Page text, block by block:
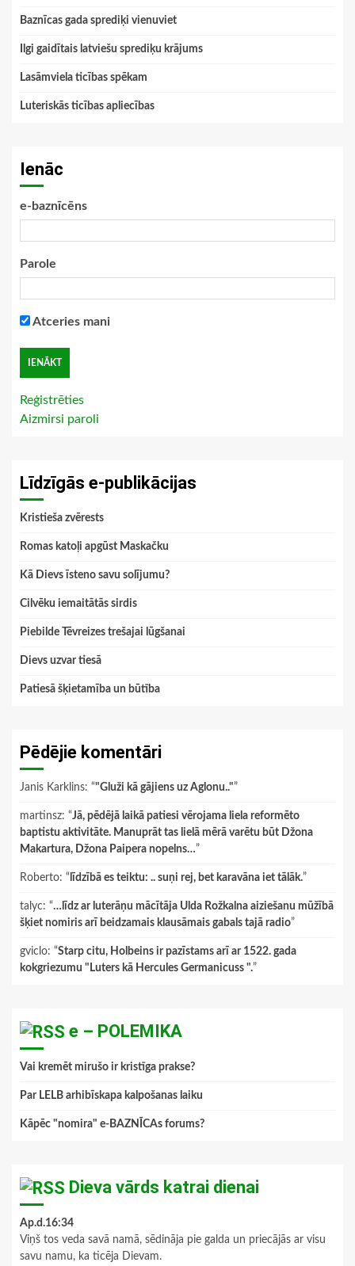
Baznīcas gada sprediķi vienuviet
Ilgi gaidītais latviešu sprediķu krājums
Lasāmviela ticības spēkam
Luteriskās ticības apliecības
Ienāc
e-baznīcēns
Parole
Atceries mani
Reģistrēties
Aizmirsi paroli
Līdzīgās e-publikācijas
Kristieša zvērests
Romas katoļi apgūst Maskačku
Kā Dievs īsteno savu solījumu?
Cilvēku iemaitātās sirdis
Piebilde Tēvreizes trešajai lūgšanai
Dievs uzvar tiesā
Patiesā šķietamība un būtība
Pēdējie komentāri
Janis Karklins: “"Gluži kā gājiens uz Aglonu.."”
martinsz: “Jā, pēdējā laikā patiesi vērojama liela reformēto
baptistu aktivitāte. Manuprāt tas lielā mērā varētu būt Džona
Makartura, Džona Paipera nopelns…”
Roberto: “ līdzībā es teiktu: .. suņi rej, bet karavāna iet tālāk.”
talyc: “…līdz ar luterāņu mācītāja Ulda Rožkalna aiziešanu mūžībā
šķiet nomiris arī beidzamais klausāmais gabals tajā radio”
gviclo: “Starp citu, Holbeins ir pazīstams arī ar 1522. gada
kokgriezumu "Luters kā Hercules Germanicuss ".”
e – POLEMIKA
Vai kremēt mirušo ir kristīga prakse?
Par LELB arhibīskapa kalpošanas laiku
Kāpēc "nomira" e-BAZNĪCAs forums?
Dieva vārds katrai dienai
Ap.d.16:34
Viņš tos veda savā namā, sēdināja pie galda un priecājās ar visu
savu namu, ka ticēja Dievam.